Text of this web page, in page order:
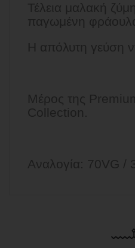
Τέλεια μαλακή
παγωμένη
Η απόλυτη γεύση
Μέρος της
Collection.
Αναλογία: 70VG /